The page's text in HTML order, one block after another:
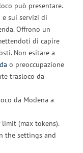
può presentare.
sui servizi di
Offrono un
di capire
Non esitare a
o preoccupazione
trasloco da
da Modena a
(max tokens).
the settings and